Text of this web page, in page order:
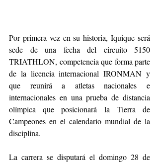
Por primera vez en su historia, Iquique será
sede de una fecha del circuito 5150
TRIATHLON, competencia que forma parte
de la licencia internacional IRONMAN y
que reunirá a atletas nacionales e
internacionales en una prueba de distancia
olímpica que posicionará la Tierra de
Campeones en el calendario mundial de la
disciplina.
La carrera se disputará el domingo 28 de